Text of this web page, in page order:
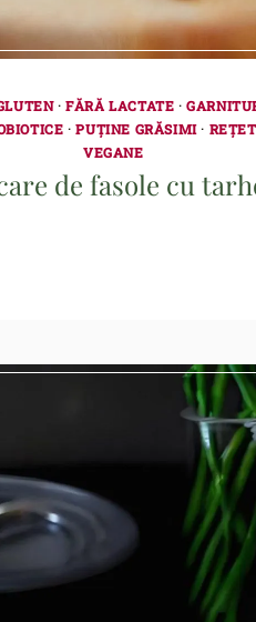
·FĂRĂ LACTATE ·
·PUȚINE GRĂSIMI·
VEGANE
de fasole cu